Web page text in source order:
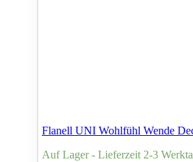
Flanell UNI Wohlfühl Wende
Auf Lager - Lieferzeit 2-3